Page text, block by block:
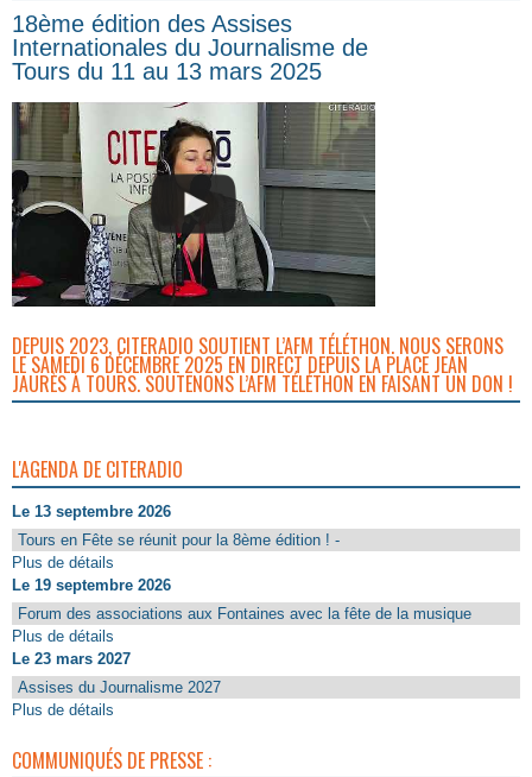
18ème édition des Assises
Internationales du Journalisme de
Tours du 11 au 13 mars 2025
DEPUIS 2023, CITERADIO SOUTIENT L’AFM TÉLÉTHON. NOUS SERONS
LE SAMEDI 6 DÉCEMBRE 2025 EN DIRECT DEPUIS LA PLACE JEAN
JAURÈS À TOURS. SOUTENONS L’AFM TÉLÉTHON EN FAISANT UN DON !
L'AGENDA DE CITERADIO
Le 13 septembre 2026
Tours en Fête se réunit pour la 8ème édition ! -
Plus de détails
Le 19 septembre 2026
Forum des associations aux Fontaines avec la fête de la musique
Plus de détails
Le 23 mars 2027
Assises du Journalisme 2027
Plus de détails
COMMUNIQUÉS DE PRESSE :